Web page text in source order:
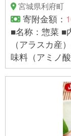
宮城県利府町
寄附金額：
■名称：惣菜 ■
（アラスカ産
味料（アミノ
工澱粉、キサ
含む） ■賞味
凍 ■注意事項
お召し上がり
となっており
す。個体によ